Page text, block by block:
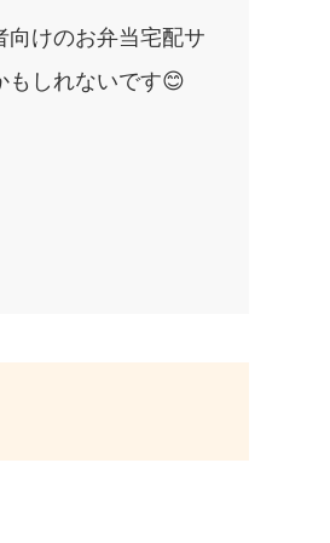
向けのお弁当宅配サ
もしれないです😊